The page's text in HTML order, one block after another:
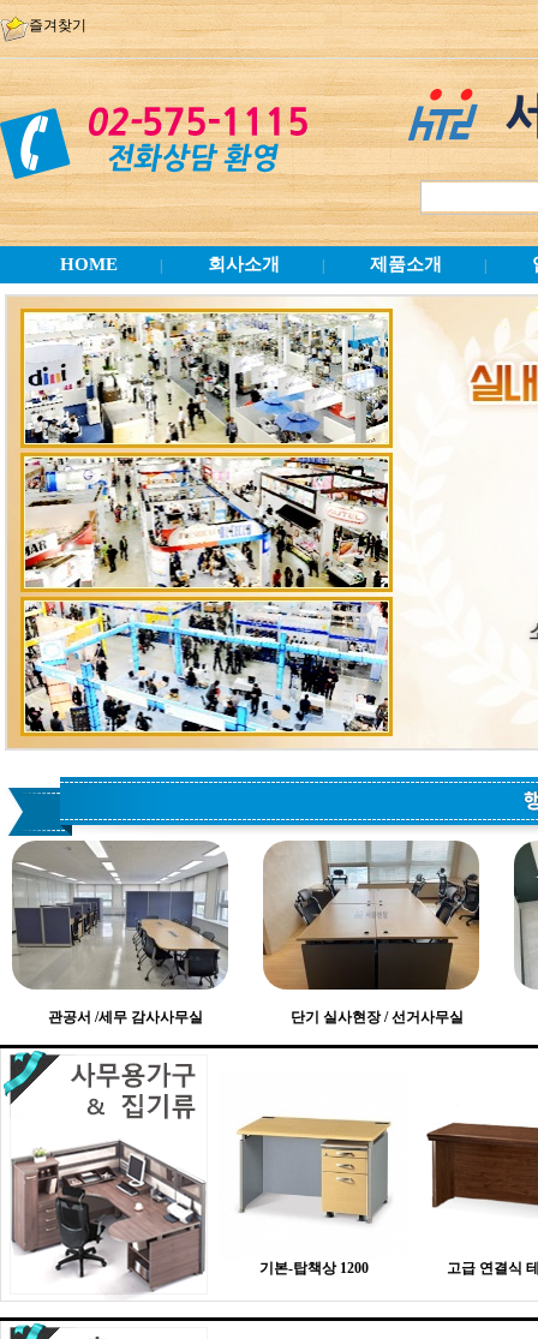
즐겨찾기
HOME 회사소개 제품소개
관공서 /세무 감사사무실 단기 실사현장 / 선거사무실
기본-탑책상 1200 고급 연결식